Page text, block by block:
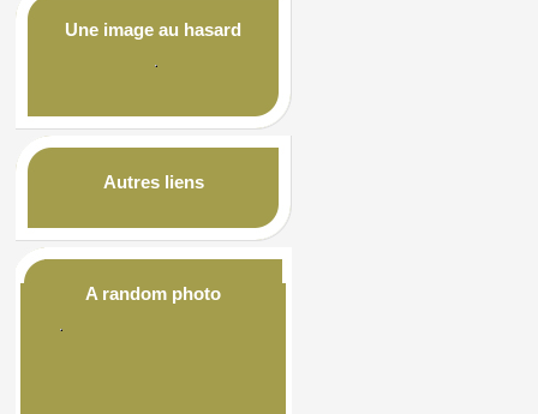
Une image au hasard
Autres liens
A random photo